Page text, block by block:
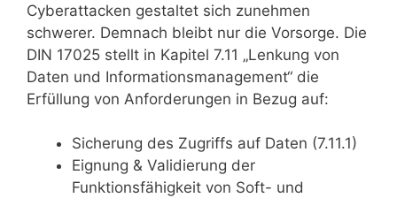
Cyberattacken gestaltet sich zunehmen
schwerer. Demnach bleibt nur die Vorsorge. Die
DIN 17025 stellt in Kapitel 7.11 „Lenkung von
Daten und Informationsmanagement“ die
Erfüllung von Anforderungen in Bezug auf:
Sicherung des Zugriffs auf Daten (7.11.1)
Eignung & Validierung der
Funktionsfähigkeit von Soft- und